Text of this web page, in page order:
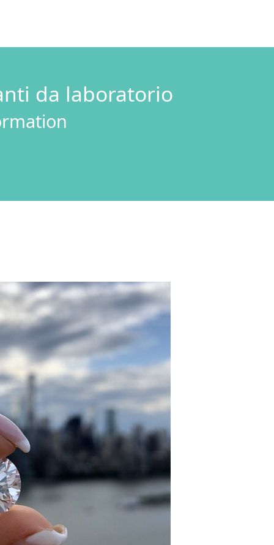
da laboratorio